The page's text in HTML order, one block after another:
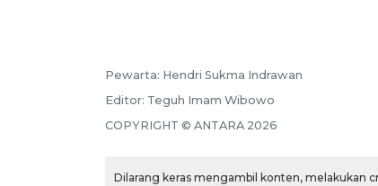
Pewarta: Hendri Sukma Indrawan
Editor: Teguh Imam Wibowo
COPYRIGHT © ANTARA 2026
Dilarang keras mengambil konten, melakukan